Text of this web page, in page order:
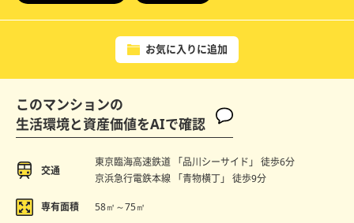
お気に入りに追加
このマンションの
生活環境と資産価値をAIで確認
交通
東京臨海高速鉄道 「品川シーサイド」 徒歩6分
京浜急行電鉄本線 「青物横丁」 徒歩9分
専有面積 58㎡～75㎡